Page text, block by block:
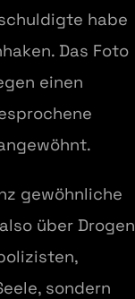
habe
Das Foto
einen
gewöhnliche
über Drogen
sondern